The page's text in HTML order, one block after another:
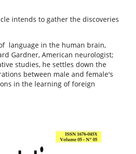
intends to gather the discoveries
language in the human brain,
Gardner, American neurologist;
studies, he settles down the
between male and female's
in the learning of foreign